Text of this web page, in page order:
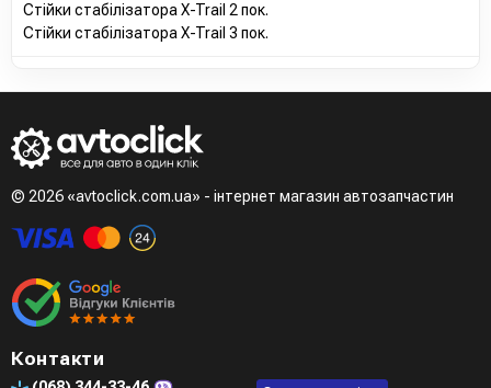
Стійки стабілізатора X-Trail 2 пок.
Стійки стабілізатора X-Trail 3 пок.
© 2026 «avtoclick.com.ua» - інтернет магазин автозапчастин
Контакти